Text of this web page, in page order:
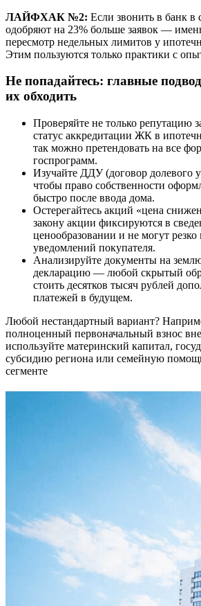
ЛАЙФХАК №2: Если звонить в банк в
одобряют на 23% больше заявок —
пересмотр недельных лимитов у
Этим пользуются только практики с
Не попадайтесь: главные
их обходить
Проверяйте не только репутацию
статус аккредитации ЖК в
так можно претендовать на все
госпрограмм.
Изучайте ДДУ (договор долевого
чтобы право собственности
быстро после ввода дома.
Остерегайтесь акций «цена
закону акции фиксируются в
ценообразовании и не могут резко
уведомлений покупателя.
Анализируйте документы на
декларацию — любой скрытый
стоить десятков тысяч рублей
платежей в будущем.
Любой нестандартный вариант?
полноценный первоначальный взнос
используйте материнский капитал,
субсидию региона или семейную
сегменте